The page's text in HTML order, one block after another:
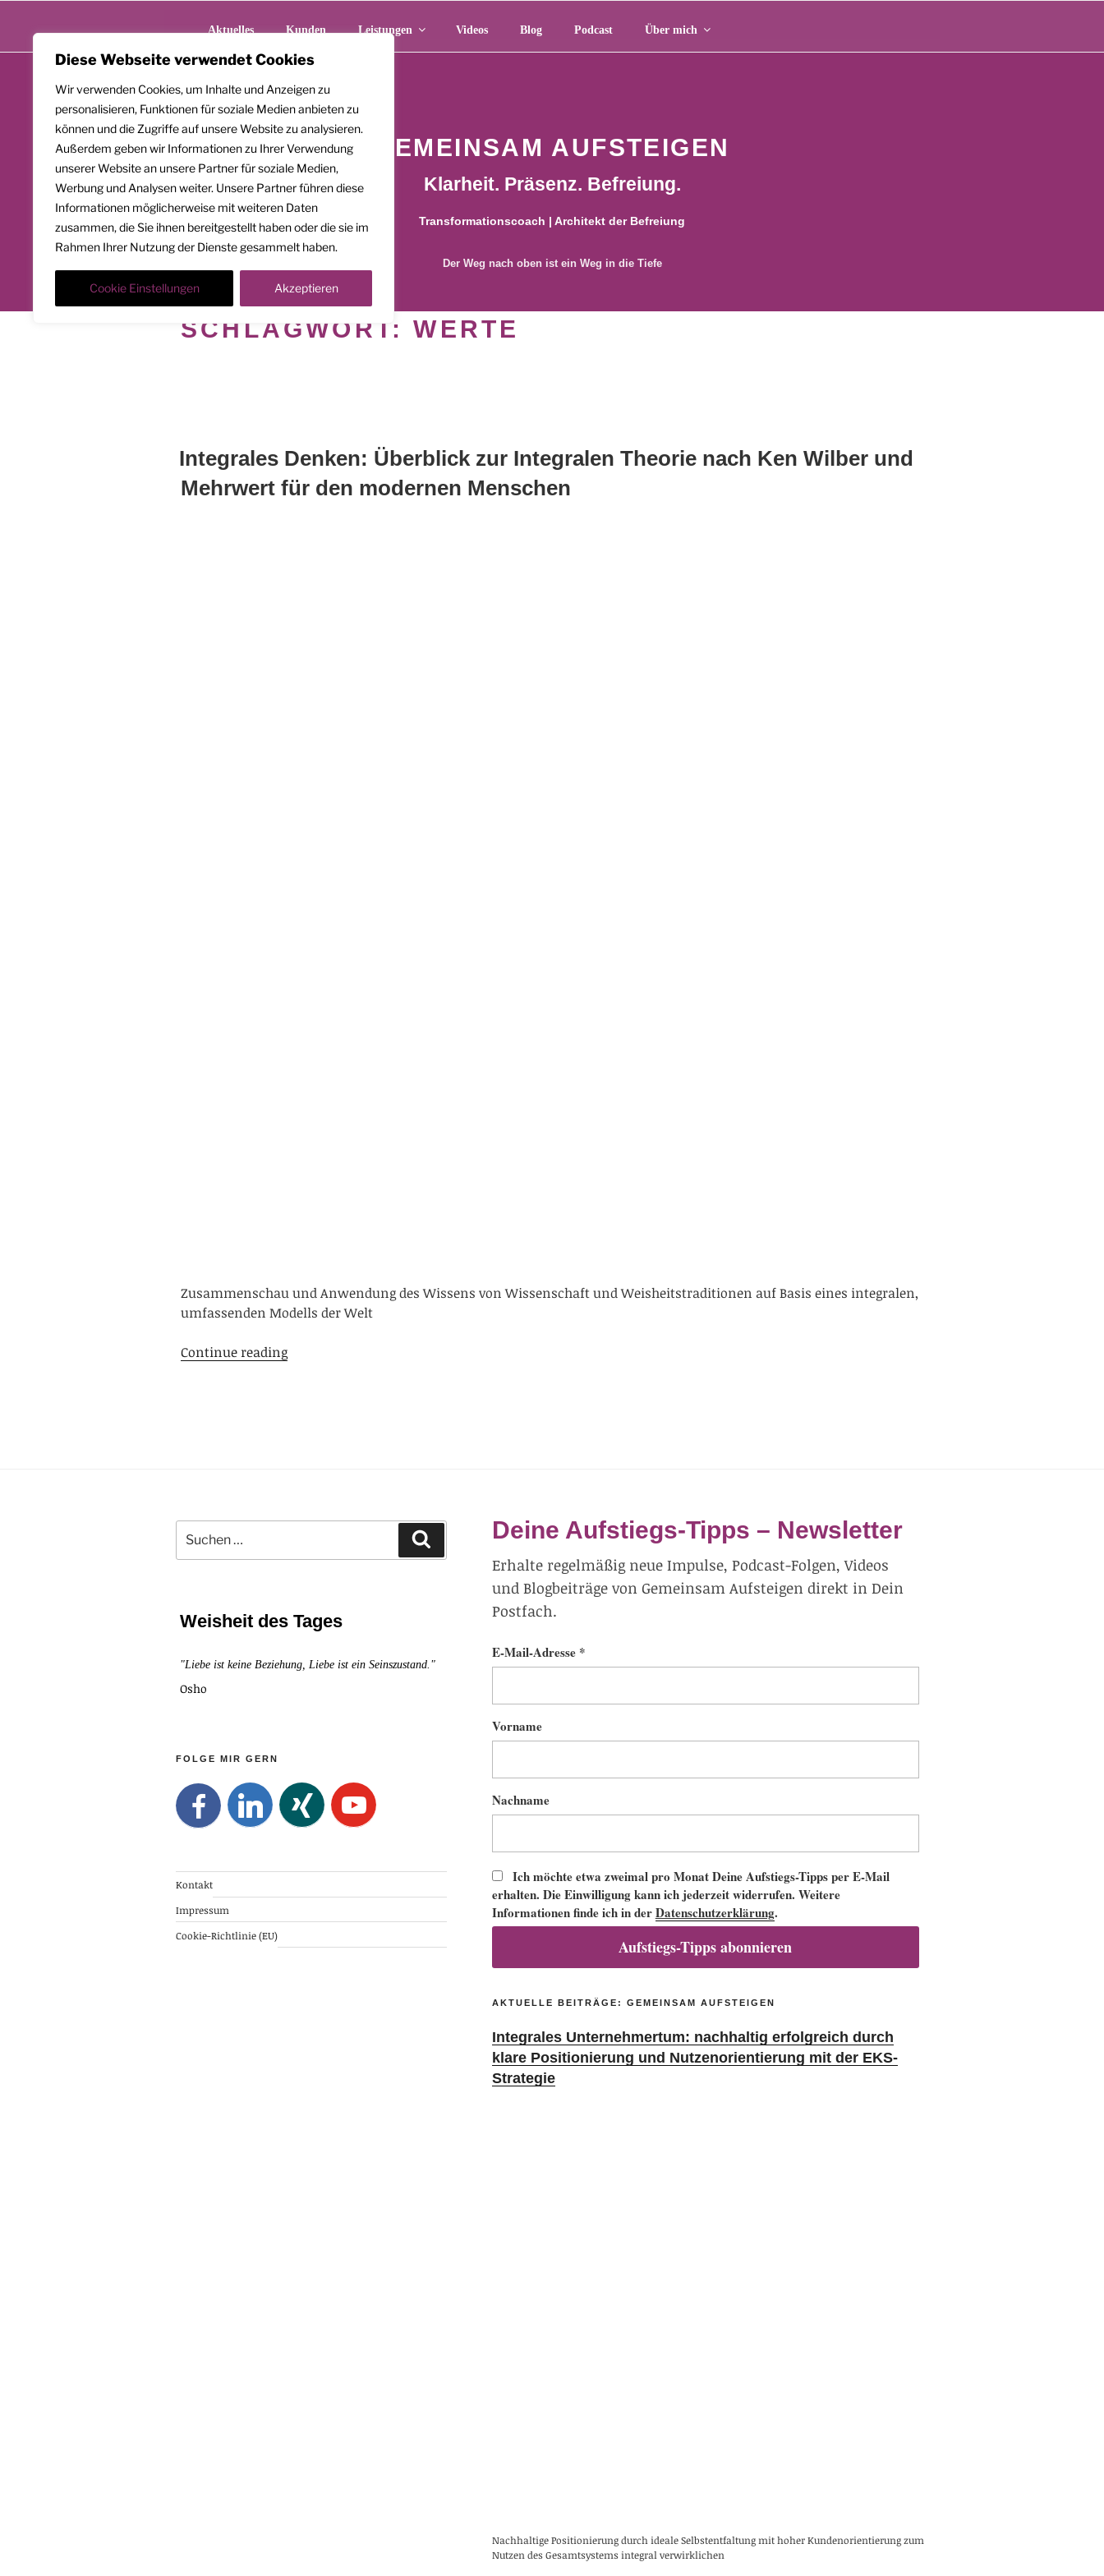
Diese Webseite verwendet Cookies
Wir verwenden Cookies, um Inhalte und Anzeigen zu
personalisieren, Funktionen für soziale Medien anbieten zu
können und die Zugriffe auf unsere Website zu analysieren.
Außerdem geben wir Informationen zu Ihrer Verwendung
unserer Website an unsere Partner für soziale Medien,
Werbung und Analysen weiter. Unsere Partner führen diese
Informationen möglicherweise mit weiteren Daten
zusammen, die Sie ihnen bereitgestellt haben oder die sie im
Rahmen Ihrer Nutzung der Dienste gesammelt haben.
Cookie Einstellungen Akzeptieren
springen
GEMEINSAM AUFSTEIGEN
Klarheit. Präsenz. Befreiung.
Transformationscoach | Architekt der Befreiung
Der Weg nach oben ist ein Weg in die Tiefe
Aktuelles Kunden Leistungen Videos Blog Podcast Über mich
SCHLAGWORT:WERTE
Integrales Denken: Überblick zur Integralen Theorie nach Ken Wilber und
Mehrwert für den modernen Menschen
Zusammenschau und Anwendung des Wissens von Wissenschaft und Weisheitstraditionen auf Basis eines integralen,
umfassenden Modells der Welt
Continue readingIntegrales
Menschen
nach:
Weisheit des Tages
"Liebe ist keine Beziehung, Liebe ist ein Seinszustand."
Osho
FOLGE MIR GERN
Kontakt
Impressum
Cookie-Richtlinie (EU)
Deine Aufstiegs-Tipps – Newsletter
Erhalte regelmäßig neue Impulse, Podcast-Folgen, Videos
und Blogbeiträge von Gemeinsam Aufsteigen direkt in Dein
Postfach.
E-Mail-Adresse *
Vorname
Nachname
Ich möchte etwa zweimal pro Monat Deine Aufstiegs-Tipps per E-Mail
erhalten. Die Einwilligung kann ich jederzeit widerrufen. Weitere
Informationen finde ich in derDatenschutzerklärung.
Aufstiegs-Tipps abonnieren
AKTUELLE BEITRÄGE: GEMEINSAM AUFSTEIGEN
Integrales Unternehmertum: nachhaltig erfolgreich durch
klare Positionierung und Nutzenorientierung mit der EKS-
Strategie
Nachhaltige Positionierung durch ideale Selbstentfaltung mit hoher Kundenorientierung zum
Nutzen des Gesamtsystems integral verwirklichen